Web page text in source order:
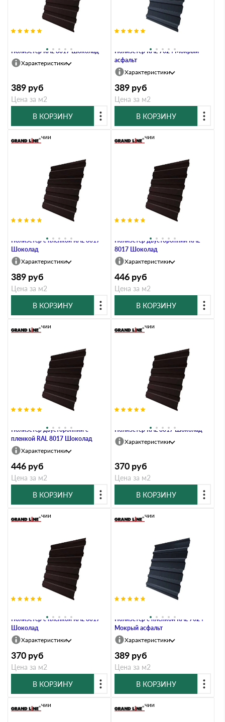
Полиэстер RAL 8017 Шоколад
Характеристики
389 руб
Цена за м2
В КОРЗИНУ
Полиэстер RAL 7024 Мокрый
асфальт
Характеристики
389 руб
Цена за м2
В КОРЗИНУ
Полиэстер с пленкой RAL 8017
Шоколад
В наличии
Характеристики
389 руб
Цена за м2
В КОРЗИНУ
Полиэстер двусторонний RAL
8017 Шоколад
В наличии
Характеристики
446 руб
Цена за м2
В КОРЗИНУ
Полиэстер двусторонний с
пленкой RAL 8017 Шоколад
В наличии
Характеристики
446 руб
Цена за м2
В КОРЗИНУ
Полиэстер RAL 8017 Шоколад
В наличии
Характеристики
370 руб
Цена за м2
В КОРЗИНУ
Полиэстер с пленкой RAL 8017
Шоколад
В наличии
Характеристики
370 руб
Цена за м2
В КОРЗИНУ
Полиэстер с пленкой RAL 7024
Мокрый асфальт
В наличии
Характеристики
389 руб
Цена за м2
В КОРЗИНУ
В наличии В наличии